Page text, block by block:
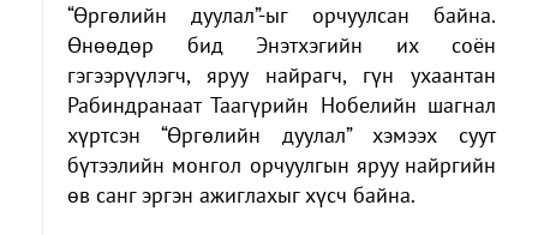
“Өргөлийн дуулал”-ыг орчуулсан байна.
Өнөөдөр бид Энэтхэгийн их соён
гэгээрүүлэгч, яруу найрагч, гүн ухаантан
Рабиндранаат Таагүрийн Нобелийн шагнал
хүртсэн “Өргөлийн дуулал” хэмээх суут
бүтээлийн монгол орчуулгын яруу найргийн
өв санг эргэн ажиглахыг хүсч байна.